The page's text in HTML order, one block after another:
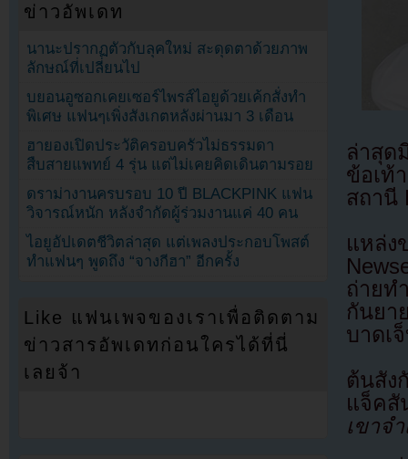
ล่าสุด
ข้อเท้
สถานี
แหล่ง
ถ่าย
กันยา
บาดเ
ต้นสัง
แจ็คสั
เขาจ
ข่าวอัพเดท
นานะปรากฏตัวกับลุคใหม่ สะดุดตาด้วยภาพ
ลักษณ์ที่เปลี่ยนไป
บยอนอูซอกเคยเซอร์ไพรส์ไอยูด้วยเค้กสั่งทำ
พิเศษ แฟนๆเพิ่งสังเกตหลังผ่านมา 3 เดือน
ฮายองเปิดประวัติครอบครัวไม่ธรรมดา
สืบสายแพทย์ 4 รุ่น แต่ไม่เคยคิดเดินตามรอย
ดราม่างานครบรอบ 10 ปี BLACKPINK แฟน
วิจารณ์หนัก หลังจำกัดผู้ร่วมงานแค่ 40 คน
ไอยูอัปเดตชีวิตล่าสุด แต่เพลงประกอบโพสต์
ทำแฟนๆ พูดถึง “จางกีฮา” อีกครั้ง
Like แฟนเพจของเราเพื่อติดตาม
ข่าวสารอัพเดทก่อนใครได้ที่นี่
เลยจ้า